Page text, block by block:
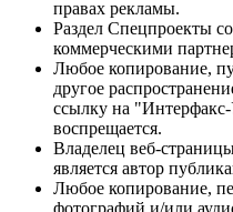
правах рекламы.
Раздел Спецпроекты
коммерческими
Любое копирование,
другое
ссылку на
воспрещается.
Владелец веб-
является автор
Любое копирование,